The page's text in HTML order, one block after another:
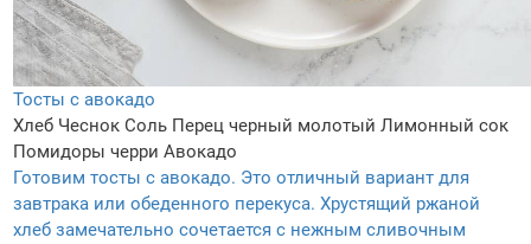
Тосты с авокадо
Хлеб Чеснок Соль Перец черный молотый Лимонный сок
Помидоры черри Авокадо
Готовим тосты с авокадо. Это отличный вариант для
завтрака или обеденного перекуса. Хрустящий ржаной
хлеб замечательно сочетается с нежным сливочным